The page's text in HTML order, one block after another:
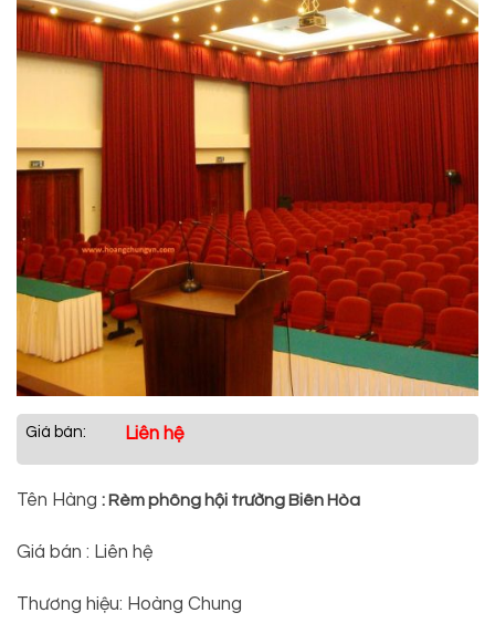
Giá bán: Liên hệ
Tên Hàng : Rèm phông hội trường Biên Hòa
Giá bán : Liên hệ
Thương hiệu: Hoàng Chung